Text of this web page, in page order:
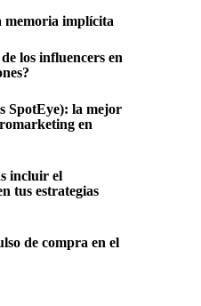
memoria implícita
los influencers en
SpotEye): la mejor
en
incluir el
tus estrategias
de compra en el